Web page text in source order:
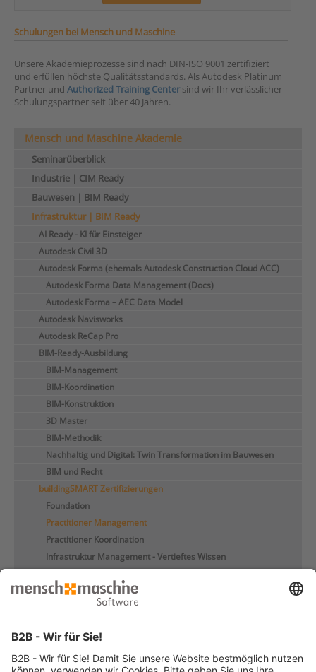
Schulungen bei Mensch und Maschine
Unsere Akademieprozesse sind nach DIN-ISO 9001 zertifiziert
und erfüllen höchste Qualitätsstandards. Als Autodesk Platinum
Partner und Authorized Training Centersind wir Ihr verlässlicher
Schulungspartner seit über 40 Jahren.
Mensch und Maschine Akademie
Seminarüberblick
Industrie | CIM Ready
Bauwesen | BIM Ready
Infrastruktur | BIM Ready
AI Ready - KI für Einsteiger
Autodesk Civil 3D
Autodesk Forma (ehemals Autodesk Construction Cloud ACC)
Autodesk Forma Data Management (Docs)
Autodesk Forma – AEC Data Model
Autodesk Navisworks
Autodesk ReCap Pro
BIM-Ready-Ausbildung
BIM-Management
BIM-Koordination
BIM-Konstruktion
3D Master
BIM-Methodik
Nachhaltig und Digital: Twin Transformation im Bauwesen
BIM und Recht
buildingSMART Zertifizierungen
Foundation
Practitioner Management
Practitioner Koordination
Infrastruktur Management - Vertieftes Wissen
Digitaler Zwilling für Kommunen, Stadtwerke &
Energieversorger
VDC Manager / DESITE md pro
Branchenübergreifende Seminare